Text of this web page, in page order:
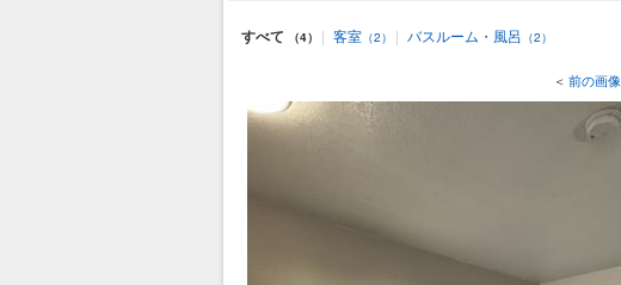
すべて （4） | 客室 （2） | バスルーム・風呂 （2）
＜ 前の画像